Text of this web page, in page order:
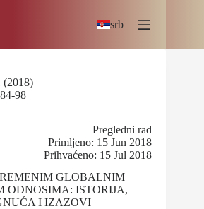
srb
(2018)
98
Pregledni rad
Primljeno: 15 Jun 2018
Prihvaćeno: 15 Jul 2018
GLOBALNIM
ODNOSIMA: ISTORIJA,
I IZAZOVI